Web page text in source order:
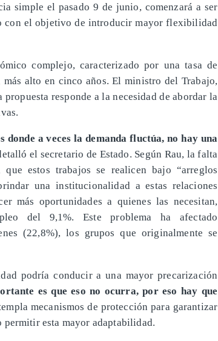
simple el pasado 9 de junio, comenzará a ser
con el objetivo de introducir mayor flexibilidad
complejo, caracterizado por una tasa de
alto en cinco años. El ministro del Trabajo,
responde a la necesidad de abordar la
a veces la demanda fluctúa, no hay una
el secretario de Estado. Según Rau, la falta
estos trabajos se realicen bajo “arreglos
una institucionalidad a estas relaciones
más oportunidades a quienes las necesitan,
del 9,1%. Este problema ha afectado
(22,8%), los grupos que originalmente se
podría conducir a una mayor precarización
es que eso no ocurra, por eso hay que
mecanismos de protección para garantizar
permitir esta mayor adaptabilidad.